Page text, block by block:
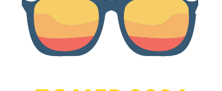
– Goed onderhouden van binnen en van buiten
– Perfecte ligging ten opzichte van voorzieningen, het park en
historische binnenstad
Schakel?een NVM-aankoopmakelaar in. Een NVM-